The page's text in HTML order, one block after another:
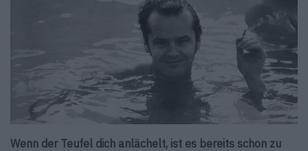
Wenn der Teufel dich anlächelt, ist es bereits schon zu